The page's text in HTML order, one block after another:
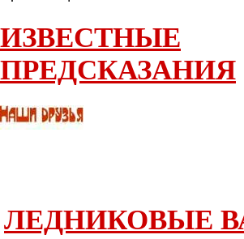
ИЗВЕСТНЫЕ
ПРЕДСКАЗАНИЯ
ЛЕДНИКОВЫЕ